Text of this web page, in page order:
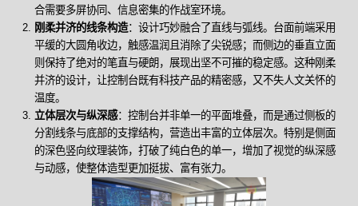
合需要多屏协同、信息密集的作战室环境。
刚柔并济的线条构造：设计巧妙融合了直线与弧线。台面前端采用
平缓的大圆角收边，触感温润且消除了尖锐感；而侧边的垂直立面
则保持了绝对的笔直与硬朗，展现出坚不可摧的稳定感。这种刚柔
并济的设计，让控制台既有科技产品的精密感，又不失人文关怀的
温度。
立体层次与纵深感：控制台并非单一的平面堆叠，而是通过侧板的
分割线条与底部的支撑结构，营造出丰富的立体层次。特别是侧面
的深色竖向纹理装饰，打破了纯白色的单一，增加了视觉的纵深感
与动感，使整体造型更加挺拔、富有张力。